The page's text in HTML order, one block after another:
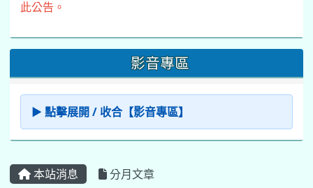
此公告。
影音專區
▶ 點擊展開 / 收合【影音專區】
本站消息 分月文章